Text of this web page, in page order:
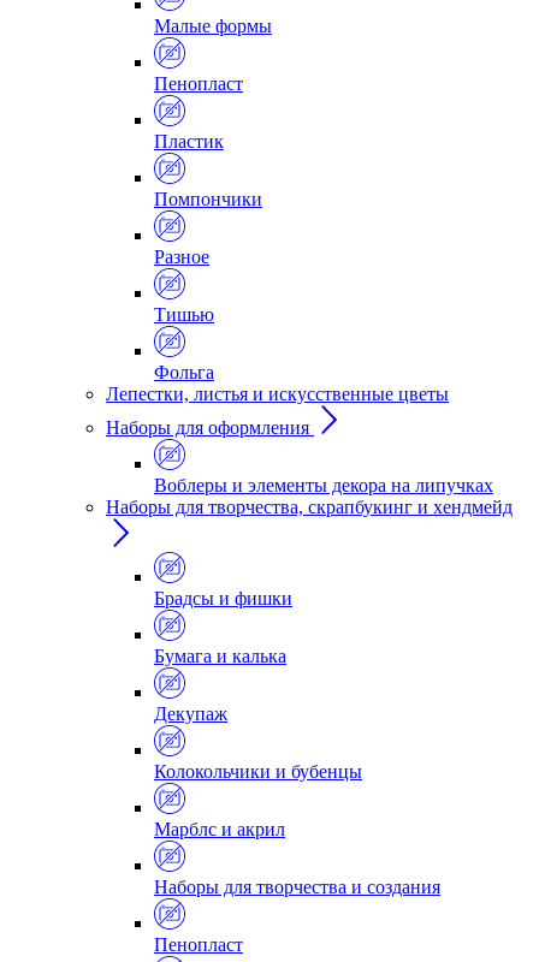
Малые формы
Пенопласт
Пластик
Помпончики
Разное
Тишью
Фольга
Лепестки, листья и искусственные цветы
Наборы для оформления
Воблеры и элементы декора на липучках
Наборы для творчества, скрапбукинг и хендмейд
Брадсы и фишки
Бумага и калька
Декупаж
Колокольчики и бубенцы
Марблс и акрил
Наборы для творчества и создания
Пенопласт